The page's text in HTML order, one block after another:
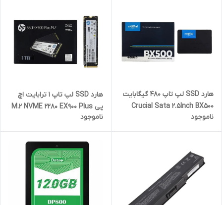
هارد SSD لپ تاپ 480 گیگابایت
Crucial Sata 2.5Inch BX500
گارانتی حامی
ناموجود
هارد SSD لپ تاپ 1 ترابایت اچ
پی M.2 NVME 2280 EX900 Plus
گارانتی آواژنگ
ناموجود